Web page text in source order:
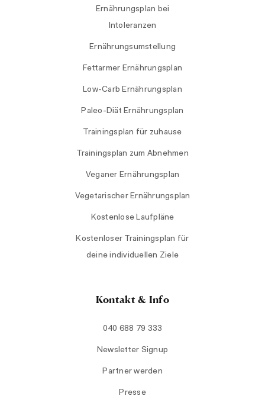
Ernährungsplan bei
Intoleranzen
Ernährungsumstellung
Fettarmer Ernährungsplan
Low-Carb Ernährungsplan
Paleo-Diät Ernährungsplan
Trainingsplan für zuhause
Trainingsplan zum Abnehmen
Veganer Ernährungsplan
Vegetarischer Ernährungsplan
Kostenlose Laufpläne
Kostenloser Trainingsplan für
deine individuellen Ziele
Kontakt & Info
040 688 79 333
Newsletter Signup
Partner werden
Presse